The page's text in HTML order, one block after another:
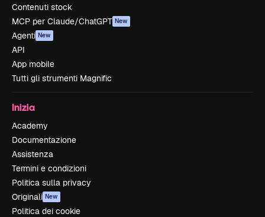
Contenuti stock
MCP per Claude/ChatGPT New
Agenti New
API
App mobile
Tutti gli strumenti Magnific
Inizia
Academy
Documentazione
Assistenza
Termini e condizioni
Politica sulla privacy
Originali New
Politica dei cookie